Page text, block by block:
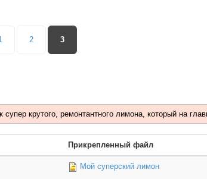
2 3
крутого, ремонтантного лимона, который на
Прикрепленный файл
Мой суперский лимон